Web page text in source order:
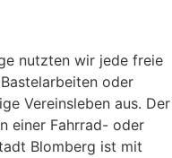
nutzten wir jede freie
oder
Vereinsleben aus. Der
einer Fahrrad- oder
Blomberg ist mit